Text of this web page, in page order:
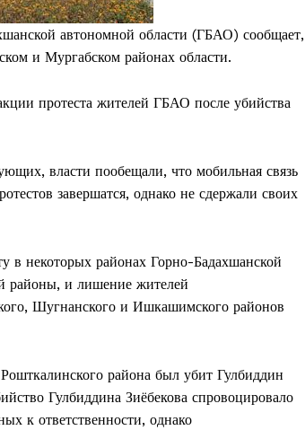
автономной области (ГБАО) сообщает,
и Мургабском районах области.
протеста жителей ГБАО после убийства
власти пообещали, что мобильная связь
завершатся, однако не сдержали своих
в некоторых районах Горно-Бадахшанской
районы, и лишение жителей
Шугнанского и Ишкашимского районов
района был убит Гулбиддин
Гулбиддина Зиёбекова спровоцировало
к ответственности, однако